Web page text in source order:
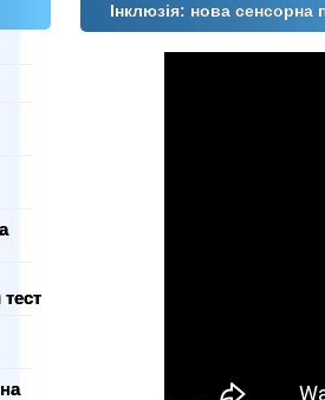
Інклюзія: нова